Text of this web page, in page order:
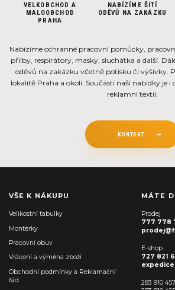
VELKOBCHOD A
MALOOBCHOD
PRAHA
NABÍZÍME ŠITÍ
ODĚVŮ NA ZAKÁZKU
Nabízíme ochranné pracovní pomůcky,
přilby, respirátory, masky, sluchátka a další.
oděvů na zakázku včetně potisku či výšivky.
lokalitě Praha a okolí. Součástí naší nabídky je i
reklamní textil.
KONTAKT
VŠE K NÁKUPU
Velikostní tabulky
Montérky
Pracovní obuv
Vrácení a výměna zboží
Obchodní podmínky a Reklamační
řád
MÁTE
Prodej
777 778
E-shop
727 821
283 910 457